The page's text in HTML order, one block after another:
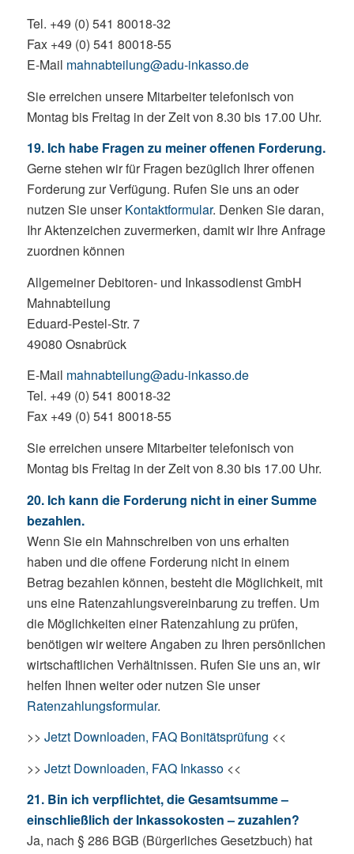
Tel. +49 (0) 541 80018-32
Fax +49 (0) 541 80018-55
E-Mail mahnabteilung@adu-inkasso.de
Sie erreichen unsere Mitarbeiter telefonisch von
Montag bis Freitag in der Zeit von 8.30 bis 17.00 Uhr.
19. Ich habe Fragen zu meiner offenen Forderung.
Gerne stehen wir für Fragen bezüglich Ihrer offenen
Forderung zur Verfügung. Rufen Sie uns an oder
nutzen Sie unserKontaktformular. Denken Sie daran,
Ihr Aktenzeichen zuvermerken, damit wir Ihre Anfrage
zuordnen können
Allgemeiner Debitoren- und Inkassodienst GmbH
Mahnabteilung
Eduard-Pestel-Str. 7
49080 Osnabrück
E-Mail mahnabteilung@adu-inkasso.de
Tel. +49 (0) 541 80018-32
Fax +49 (0) 541 80018-55
Sie erreichen unsere Mitarbeiter telefonisch von
Montag bis Freitag in der Zeit von 8.30 bis 17.00 Uhr.
20. Ich kann die Forderung nicht in einer Summe
bezahlen.
Wenn Sie ein Mahnschreiben von uns erhalten
haben und die offene Forderung nicht in einem
Betrag bezahlen können, besteht die Möglichkeit, mit
uns eine Ratenzahlungsvereinbarung zu treffen. Um
die Möglichkeiten einer Ratenzahlung zu prüfen,
benötigen wir weitere Angaben zu Ihren persönlichen
wirtschaftlichen Verhältnissen. Rufen Sie uns an, wir
helfen Ihnen weiter oder nutzen Sie unser
Ratenzahlungsformular.
>> Jetzt Downloaden, FAQ Bonitätsprüfung <<
>> Jetzt Downloaden, FAQ Inkasso<<
21. Bin ich verpflichtet, die Gesamtsumme –
einschließlich der Inkassokosten – zuzahlen?
Ja, nach § 286 BGB (Bürgerliches Gesetzbuch) hat